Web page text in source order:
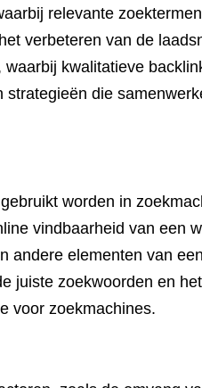
relevante
verbeteren van de
kwalitatieve
die
worden in
vindbaarheid van een
elementen van
juiste zoekwoorden en
voor zoekmachines.